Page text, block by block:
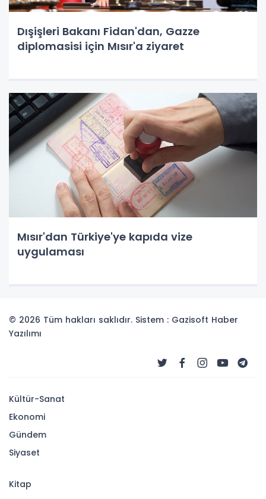
Dışişleri Bakanı Fidan'dan, Gazze
diplomasisi için Mısır'a ziyaret
Mısır'dan Türkiye'ye kapıda vize
uygulaması
© 2026 Tüm hakları saklıdır. Sistem : Gazisoft Haber
Yazılımı
Kültür-Sanat
Ekonomi
Gündem
Siyaset
Kitap